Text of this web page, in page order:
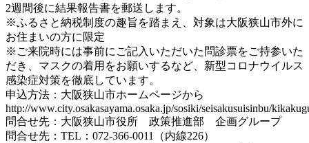
2週間後に結果報告書を郵送します。
※ふるさと納税制度の趣旨を踏まえ、対象は大阪狭山市外に
お住まいの方に限定
※ご来院時には事前にご記入いただいた問診票をご持参いた
だき、マスクの着用をお願いするなど、新型コロナウイルス
感染症対策を徹底しています。
申込方法：大阪狭山市ホームページから
http://www.city.osakasayama.osaka.jp/sosiki/seisakusuisinbu/
問合せ先：大阪狭山市役所 政策推進部 企画グループ
問合せ先：TEL：072-366-0011（内線226）